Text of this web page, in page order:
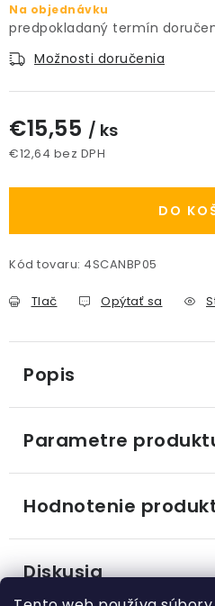
Obchodné podmienky
Podmienky ochrany
Spôsoby platby
Informácie
Kontakt / Právne údaje
Na objednávku
Možnosti doručenia
€15,55 / ks
€12,64 bez DPH
DO
Kód tovaru: 4SCANBP05
Tlač Opýtať sa
Popis
Parametre
Hodnotenie
Diskusia